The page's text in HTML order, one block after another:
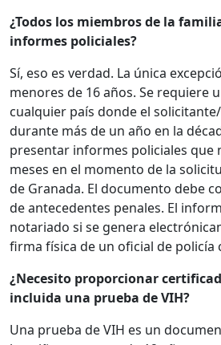
¿Todos los miembros de la
informes policiales?
Sí, eso es verdad. La única
menores de 16 años. Se requiere
cualquier país donde el
durante más de un año en la
presentar informes policiales que
meses en el momento de la
de Granada. El documento debe
de antecedentes penales. El
notariado si se genera
firma física de un oficial de policía
¿Necesito proporcionar
incluida una prueba de VIH?
Una prueba de VIH es un